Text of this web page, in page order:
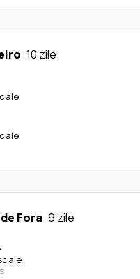
10 zile
Fora 9 zile